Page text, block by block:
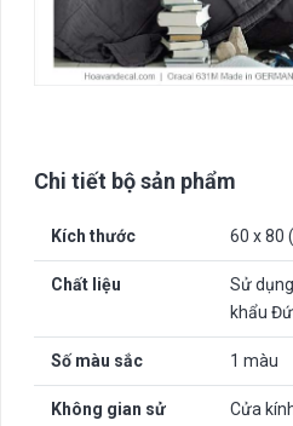
Chi tiết bộ sản phẩm
Kích thước 60 x 80
Chất liệu
Sử
khẩu
Số màu sắc 1 màu
Không gian sử Cửa